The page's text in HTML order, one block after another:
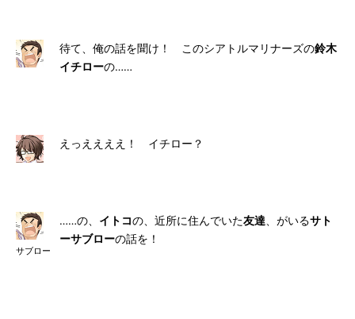
待て、俺の話を聞け！ このシアトルマリナーズの鈴木
イチローの……
えっええええ！ イチロー？
サブロー
……の、 イトコの、近所に住んでいた友達 、がいるサト
ーサブローの話を！